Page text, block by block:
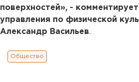
поверхностей», -
управления по физической
Александр Васильев.
Общество